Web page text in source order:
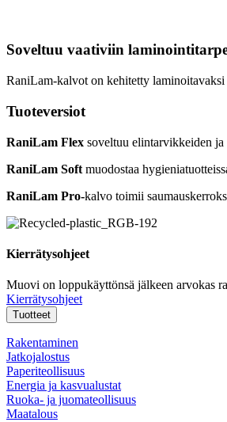
Soveltuu vaativiin
RaniLam-kalvot on kehitetty
Tuoteversiot
RaniLam Flex soveltuu elintarvikkeiden
RaniLam Soft muodostaa
RaniLam Pro-kalvo toimii
Kierrätysohjeet
Muovi on loppukäyttönsä jälkeen arvokas
Kierrätysohjeet
Tuotteet
Rakentaminen
Jatkojalostus
Paperiteollisuus
Energia ja kasvualustat
Ruoka- ja juomateollisuus
Maatalous